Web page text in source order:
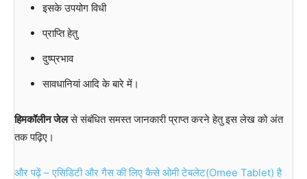
इसके उपयोग विधी
प्राप्ति हेतु
दुष्प्रभाव
सावधानियां आदि के बारे में।
हिमकॉलीन जेलसे संबंधित समस्त जानकारी प्राप्त करने हेतु इस लेख को अंत
तक पढ़िए।
और पढ़ें – एसिडिटी और गैस की लिए कैसे ओमी टेबलेट(Omee Tablet) है